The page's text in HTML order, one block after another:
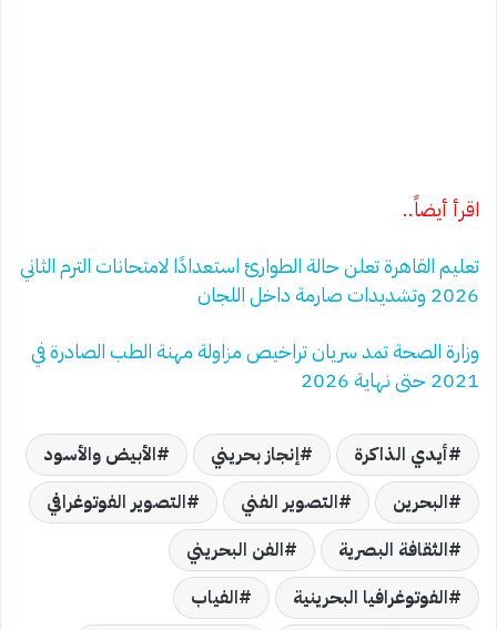
اقرأ أيضاً..
تعليم القاهرة تعلن حالة الطوارئ استعدادًا لامتحانات الترم الثاني
2026 وتشديدات صارمة داخل اللجان
وزارة الصحة تمد سريان تراخيص مزاولة مهنة الطب الصادرة في
2021 حتى نهاية 2026
أيدي الذاكرة إنجاز بحريني
الأبيض والأسود
البحرين
التصوير الفني
التصوير الفوتوغرافي
الثقافة البصرية
الفن البحريني
الفوتوغرافيا البحرينية
الفياب